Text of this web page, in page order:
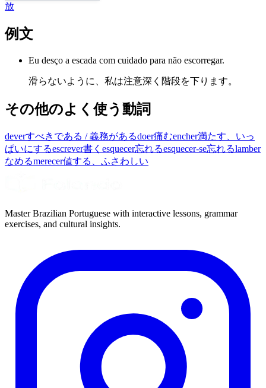
放
例文
Eu desço a escada com cuidado para não escorregar.
滑らないように、私は注意深く階段を下ります。
その他のよく使う動詞
deverすべきである / 義務があるdoer痛むencher満たす、いっ
ぱいにするescrever書く esquecer忘れるesquecer-se忘れるlamber
なめるmerecer値する、ふさわしい
Master Brazilian Portuguese with interactive lessons, grammar
exercises, and cultural insights.